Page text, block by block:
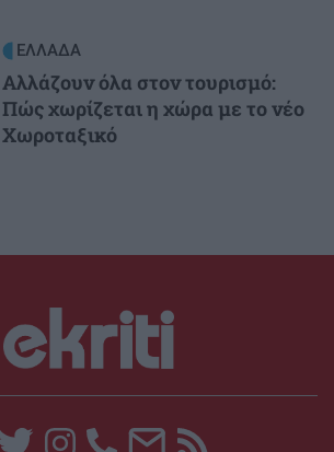
ΕΛΛΑΔΑ
Αλλάζουν όλα στον τουρισμό:
Πώς χωρίζεται η χώρα με το νέο
Χωροταξικό